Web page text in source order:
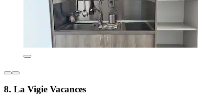
8. La Vigie Vacances